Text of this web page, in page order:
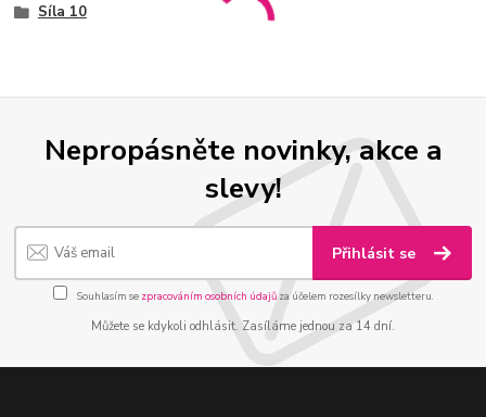
Síla 10
Nepropásněte novinky, akce a
slevy!
Přihlásit se
Souhlasím se zpracováním osobních údajůza účelem rozesílky newsletteru.
Můžete se kdykoli odhlásit. Zasíláme jednou za 14 dní.